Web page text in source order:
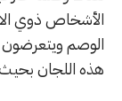
الأشخاص ذوي
الوصم ويتعرضون
هذه اللجان